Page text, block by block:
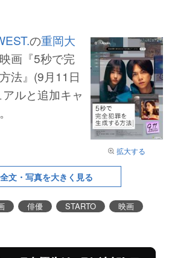
拡大する
の重岡大
画『5秒で完
法』(9月11日
ルと追加キャ
文・写真を大きく見る
俳優 STARTO
映画